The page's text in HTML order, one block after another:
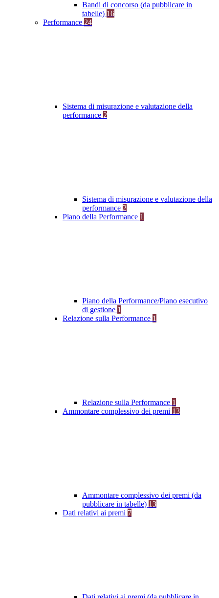
Bandi di concorso (da pubblicare in
tabelle) 16
Performance 24
Sistema di misurazione e valutazione della
performance 2
Sistema di misurazione e valutazione della
performance 2
Piano della Performance 1
Piano della Performance/Piano esecutivo
di gestione 1
Relazione sulla Performance 1
Relazione sulla Performance 1
Ammontare complessivo dei premi 13
Ammontare complessivo dei premi (da
pubblicare in tabelle) 13
Dati relativi ai premi 7